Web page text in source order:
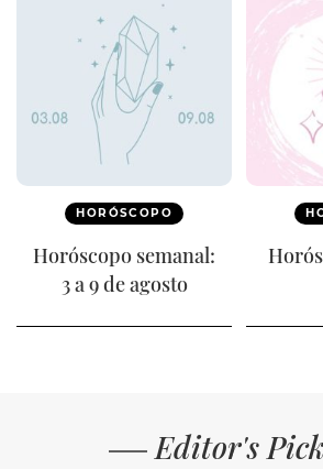
HORÓSCOPO
Horóscopo semanal:
3 a 9 de agosto
Editor's